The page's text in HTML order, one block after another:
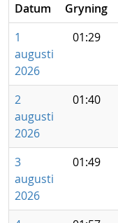
Datum Gryning
1
augusti
2026
01:29
2
augusti
2026
01:40
3
augusti
2026
01:49